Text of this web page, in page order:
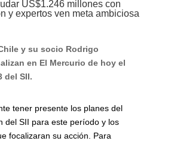
US$1.246 millones con
y expertos ven meta ambiciosa
y su socio Rodrigo
en El Mercurio de hoy el
del SII.
tener presente los planes del
del SII para este período y los
focalizaran su acción. Para